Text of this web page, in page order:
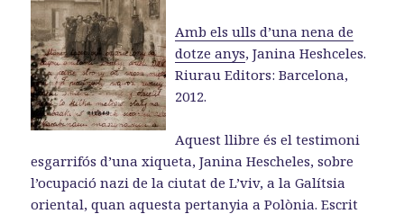
Amb els ulls d’una nena de
dotze anys, Janina Heshceles.
Riurau Editors: Barcelona,
2012.
Aquest llibre és el testimoni
esgarrifós d’una xiqueta, Janina Hescheles, sobre
l’ocupació nazi de la ciutat de L’viv, a la Galítsia
oriental, quan aquesta pertanyia a Polònia. Escrit